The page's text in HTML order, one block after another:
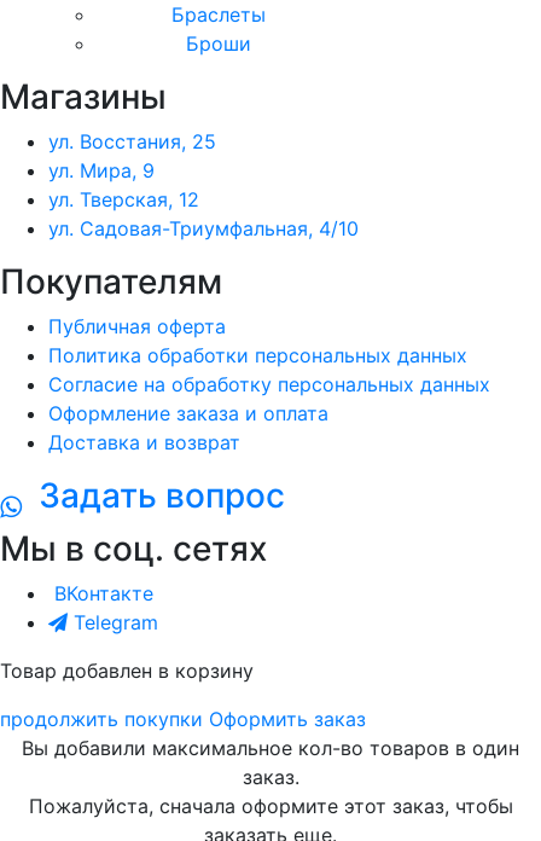
Браслеты
Броши
Магазины
ул. Восстания, 25
ул. Мира, 9
ул. Тверская, 12
ул. Садовая-Триумфальная, 4/10
Покупателям
Публичная оферта
Политика обработки персональных данных
Согласие на обработку персональных данных
Оформление заказа и оплата
Доставка и возврат
Задать вопрос
Мы в соц. сетях
ВКонтакте
Telegram
Товар добавлен в корзину
продолжить покупки Оформить заказ
Вы добавили максимальное кол-во товаров в один
заказ.
Пожалуйста, сначала оформите этот заказ, чтобы
заказать еще.